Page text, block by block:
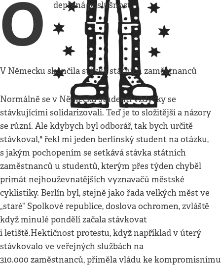
O depřená poslušnost
V Německu skončila stávka státních zaměstnanců
Normálně se v Německu studenti vždycky se
stávkujícími solidarizovali. Teď je to složitější a názory
se různí. Ale kdybych byl odborář, tak bych určitě
stávkoval," řekl mi jeden berlínský student na otázku,
s jakým pochopením se setkává stávka státních
zaměstnanců u studentů, kterým přes týden chyběl
primát nejhouževnatějších vyznavačů městské
cyklistiky. Berlín byl, stejně jako řada velkých měst ve
„staré“ Spolkové republice, doslova ochromen, zvláště
když minulé pondělí začala stávkovat
i letiště.Hektičnost protestu, když například v úterý
stávkovalo ve veřejných službách na
310.000 zaměstnanců, přiměla vládu ke kompromisnímu